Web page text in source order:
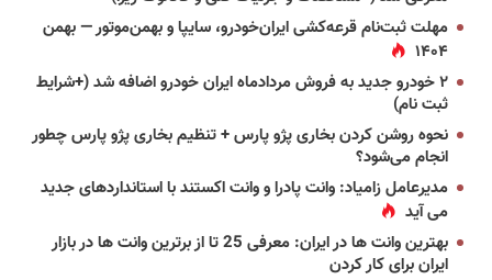
مهلت ثبت‌نام قرعه‌کشی ایران‌خودرو، سایپا و بهمن‌موتور — بهمن
۱۴۰۴
۲ خودرو جدید به فروش مردادماه ایران خودرو اضافه شد (+شرایط
ثبت نام)
نحوه روشن کردن بخاری پژو پارس + تنظیم بخاری پژو پارس چطور
انجام می‌شود؟
مدیرعامل زامیاد: وانت پادرا و وانت اکستند با استانداردهای جدید
می آید
بهترین وانت ها در ایران: معرفی 25 تا از برترین وانت ها در بازار
ایران برای کار کردن